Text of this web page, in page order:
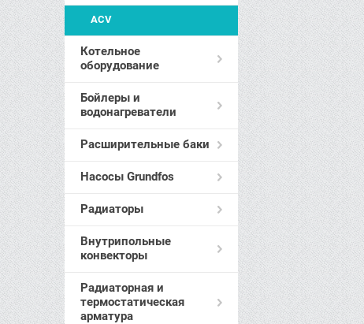
ACV
Котельное
оборудование
Бойлеры и
водонагреватели
Расширительные баки
Насосы Grundfos
Радиаторы
Внутрипольные
конвекторы
Радиаторная и
термостатическая
арматура